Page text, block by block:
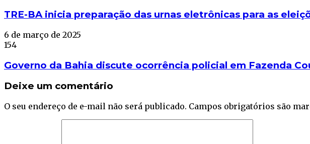
TRE-BA inicia preparação das urnas eletrônicas para as
6 de março de 2025
154
Governo da Bahia discute ocorrência policial em Fazenda
Deixe um comentário
O seu endereço de e-mail não será publicado. Campos obrigatórios são